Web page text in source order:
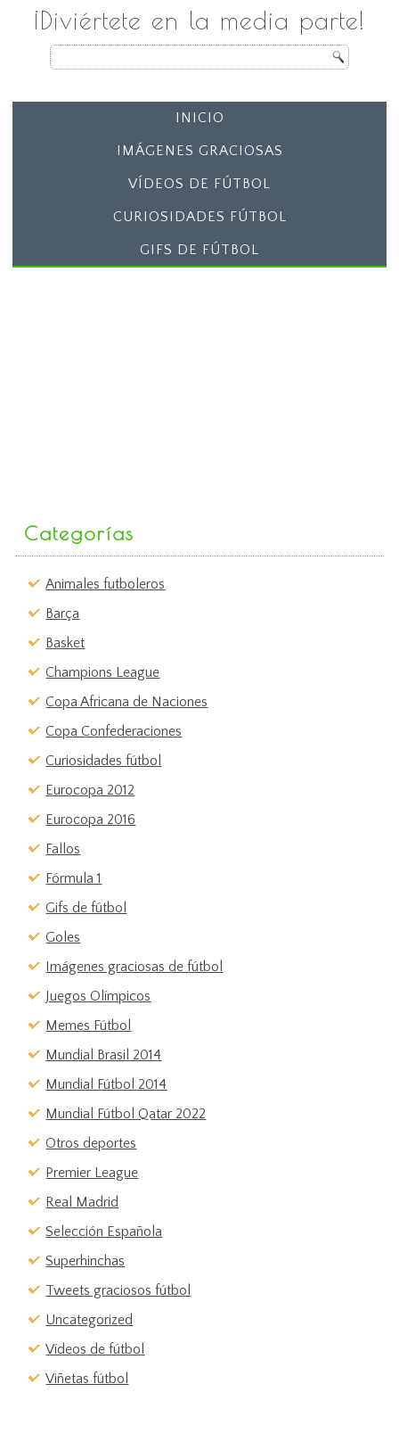
¡Diviértete en la media parte!
INICIO
IMÁGENES GRACIOSAS
VÍDEOS DE FÚTBOL
CURIOSIDADES FÚTBOL
GIFS DE FÚTBOL
Categorías
Animales futboleros
Barça
Basket
Champions League
Copa Africana de Naciones
Copa Confederaciones
Curiosidades fútbol
Eurocopa 2012
Eurocopa 2016
Fallos
Fórmula 1
Gifs de fútbol
Goles
Imágenes graciosas de fútbol
Juegos Olímpicos
Memes Fútbol
Mundial Brasil 2014
Mundial Fútbol 2014
Mundial Fútbol Qatar 2022
Otros deportes
Premier League
Real Madrid
Selección Española
Superhinchas
Tweets graciosos fútbol
Uncategorized
Vídeos de fútbol
Viñetas fútbol